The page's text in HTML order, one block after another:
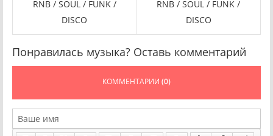
RNB / SOUL / FUNK /
DISCO
RNB / SOUL / FUNK /
DISCO
Понравилась музыка? Оставь комментарий
КОММЕНТАРИИ (0)